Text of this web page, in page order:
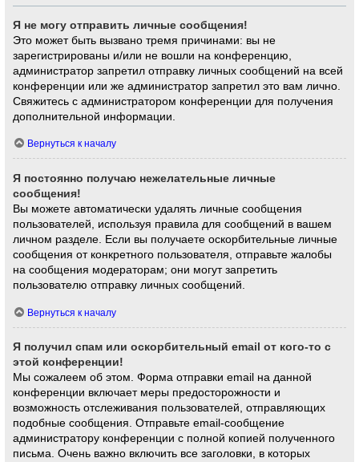
Я не могу отправить личные сообщения!
Это может быть вызвано тремя причинами: вы не
зарегистрированы и/или не вошли на конференцию,
администратор запретил отправку личных сообщений на всей
конференции или же администратор запретил это вам лично.
Свяжитесь с администратором конференции для получения
дополнительной информации.
Вернуться к началу
Я постоянно получаю нежелательные личные
сообщения!
Вы можете автоматически удалять личные сообщения
пользователей, используя правила для сообщений в вашем
личном разделе. Если вы получаете оскорбительные личные
сообщения от конкретного пользователя, отправьте жалобы
на сообщения модераторам; они могут запретить
пользователю отправку личных сообщений.
Вернуться к началу
Я получил спам или оскорбительный email от кого-то с
этой конференции!
Мы сожалеем об этом. Форма отправки email на данной
конференции включает меры предосторожности и
возможность отслеживания пользователей, отправляющих
подобные сообщения. Отправьте email-сообщение
администратору конференции с полной копией полученного
письма. Очень важно включить все заголовки, в которых